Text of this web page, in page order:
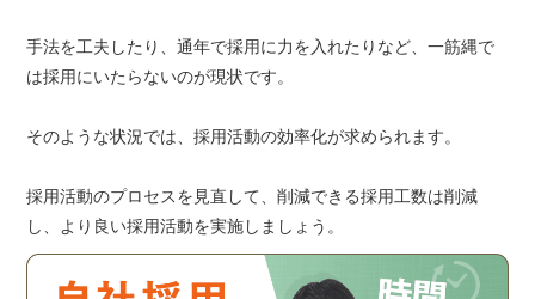
手法を工夫したり、通年で採用に力を入れたりなど、一筋縄で
は採用にいたらないのが現状です。
そのような状況では、採用活動の効率化が求められます。
採用活動のプロセスを見直して、削減できる採用工数は削減
し、より良い採用活動を実施しましょう。